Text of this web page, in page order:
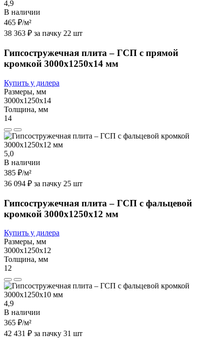
4,9
В наличии
465 ₽/м²
38 363 ₽ за пачку 22 шт
Гипсостружечная плита – ГСП с прямой
кромкой 3000х1250х14 мм
Купить у дилера
Размеры, мм
3000х1250х14
Толщина, мм
14
5,0
В наличии
385 ₽/м²
36 094 ₽ за пачку 25 шт
Гипсостружечная плита – ГСП с фальцевой
кромкой 3000х1250х12 мм
Купить у дилера
Размеры, мм
3000х1250х12
Толщина, мм
12
4,9
В наличии
365 ₽/м²
42 431 ₽ за пачку 31 шт